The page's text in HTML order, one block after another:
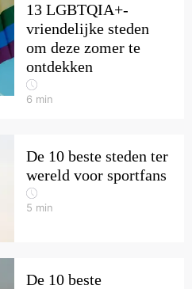
13 LGBTQIA+-
vriendelijke steden
om deze zomer te
ontdekken
6 min
De 10 beste steden ter
wereld voor sportfans
5 min
De 10 beste